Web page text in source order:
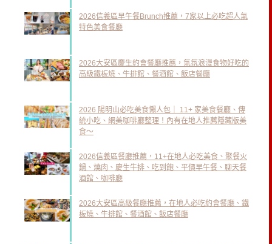
2026信義區早午餐Brunch推薦，7家以上必吃超人氣
特色美食餐廳
2026大安區慶生約會餐廳推薦，氣氛浪漫食物好吃的
高級鐵板燒、牛排館、餐酒館、飯店餐廳
2026 陽明山必吃美食懶人包｜ 11+ 家美食餐廳、傳
統小吃、網美咖啡廳整理！內有在地人推薦隱藏版美
食～
2026信義區餐廳推薦，11+在地人必吃美食、聚餐火
鍋、燒肉、慶生牛排、吃到飽、平價早午餐、聊天餐
酒館、咖啡廳
2026大安區高級餐廳推薦，在地人必吃約會餐廳、鐵
板燒、牛排館、餐酒館、飯店餐廳